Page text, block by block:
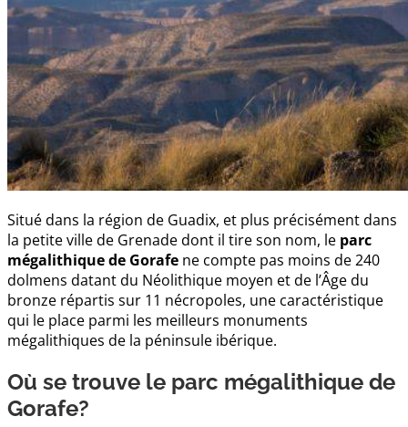
Situé dans la région de Guadix, et plus précisément dans
la petite ville de Grenade dont il tire son nom, le parc
mégalithique de Gorafe ne compte pas moins de 240
dolmens datant du Néolithique moyen et de l’Âge du
bronze répartis sur 11 nécropoles, une caractéristique
qui le place parmi les meilleurs monuments
mégalithiques de la péninsule ibérique.
Où se trouve le parc mégalithique de
Gorafe?